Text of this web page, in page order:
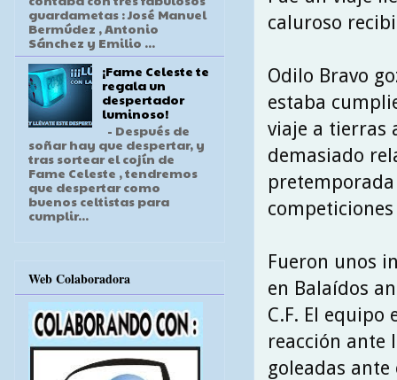
caluroso
Odilo Bravo
estaba
viaje a tierras
demasiado
Fueron unos
en Balaídos
C.F. El
reacción ante
goleadas
guardametas : José Manuel
Bermúdez , Antonio
Sánchez y Emilio ...
¡Fame Celeste te
regala un
despertador
luminoso!
- Después de
soñar hay que despertar, y
tras sortear el cojín de
Fame Celeste , tendremos
que despertar como
buenos celtistas para
cumplir...
Web Colaboradora